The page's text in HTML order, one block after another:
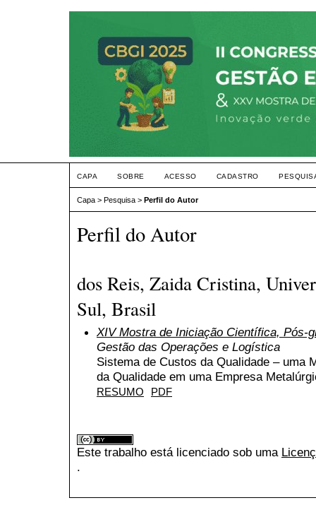
CAPA SOBRE ACESSO CADASTRO
Capa > Pesquisa > Perfil do Autor
Perfil do Autor
dos Reis, Zaida Cristina,
Sul, Brasil
XIV Mostra de Iniciação Científica, Pós-
Gestão das Operações e Logística
Sistema de Custos da Qualidade – uma
da Qualidade em uma Empresa
RESUMO PDF
Este trabalho está licenciado sob uma
.